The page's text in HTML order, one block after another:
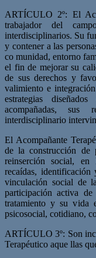
ARTÍCULO 2º: El
trabajador del
interdisciplinarios. Su
y contener a las
co­ munidad, entorno
el fin de mejorar su
de sus derechos y
valimiento e
estrategias
acompañadas,
interdisciplinario
El Acompañante
de la construcción de
reinserción social, en
recaídas, identificación
vinculación social de
participación activa
tratamiento y su vida
psicosocial, cotidiano,
ARTÍCULO 3º: Son
Terapéutico aque­ llas